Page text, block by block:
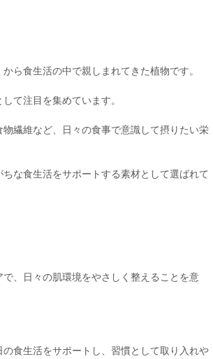
ら食生活の中で親しまれてきた植物です。
て注目を集めています。
繊維など、日々の食事で意識して摂りたい栄
な食生活をサポートする素材として選ばれて
、日々の肌環境をやさしく整えることを意
食生活をサポートし、習慣として取り入れや